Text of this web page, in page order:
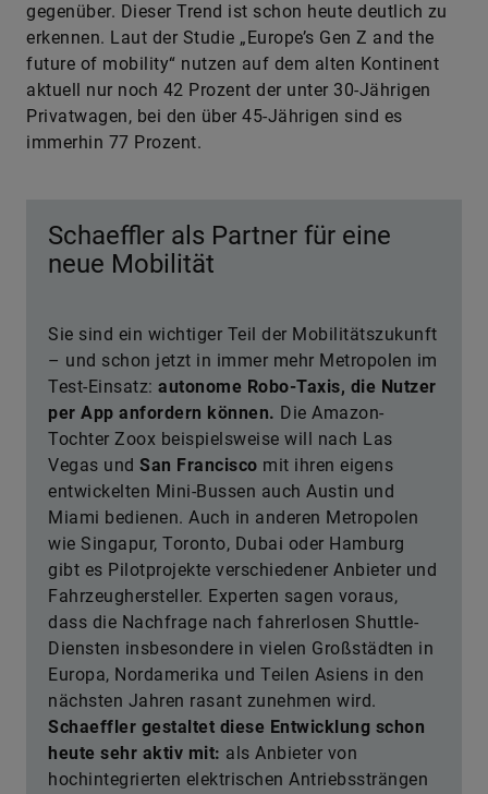
gegenüber. Dieser Trend ist schon heute deutlich zu
erkennen. Laut der Studie „Europe’s Gen Z and the
future of mobility“ nutzen auf dem alten Kontinent
aktuell nur noch 42 Prozent der unter 30-Jährigen
Privatwagen, bei den über 45-Jährigen sind es
immerhin 77 Prozent.
Schaeffler als Partner für eine
neue Mobilität
Sie sind ein wichtiger Teil der Mobilitätszukunft
– und schon jetzt in immer mehr Metropolen im
Test-Einsatz: autonome Robo-Taxis, die Nutzer
per App anfordern können. Die Amazon-
Tochter Zoox beispielsweise will nach Las
Vegas und San Francisco mit ihren eigens
entwickelten Mini-Bussen auch Austin und
Miami bedienen. Auch in anderen Metropolen
wie Singapur, Toronto, Dubai oder Hamburg
gibt es Pilotprojekte verschiedener Anbieter und
Fahrzeughersteller. Experten sagen voraus,
dass die Nachfrage nach fahrerlosen Shuttle-
Diensten insbesondere in vielen Großstädten in
Europa, Nordamerika und Teilen Asiens in den
nächsten Jahren rasant zunehmen wird.
Schaeffler gestaltet diese Entwicklung schon
heute sehr aktiv mit: als Anbieter von
hochintegrierten elektrischen Antriebssträngen